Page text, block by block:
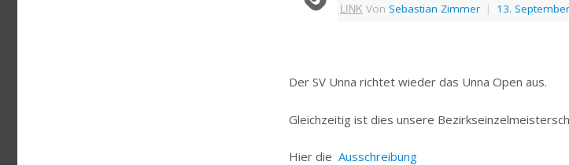
LINK Von Sebastian Zimmer | 13.
Der SV Unna richtet wieder das Unna Open aus.
Gleichzeitig ist dies unsere
Hier die Ausschreibung